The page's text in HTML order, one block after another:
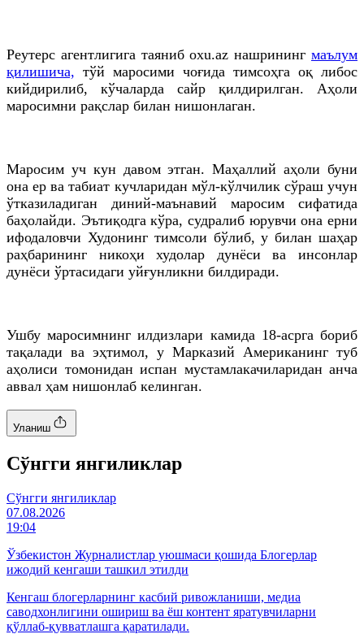
Реутерс агентлигига таяниб oxu.az нашрининг маълум
қилишича, тўй маросими чоғида тимсоҳга оқ либос
кийдирилиб, кўчаларда сайр қилдирилган. Аҳоли
маросимни рақслар билан нишонлаган.
Маросим уч кун давом этган. Маҳаллий аҳоли буни
она ер ва табиат кучларидан мўл-кўлчилик сўраш учун
ўтказиладиган диний-маънавий маросим сифатида
баҳолайди. Эътиқодга кўра, судралиб юрувчи она ерни
ифодаловчи Худонинг тимсоли бўлиб, у билан шаҳар
раҳбарининг никоҳи худолар дунёси ва инсонлар
дунёси ўртасидаги уйғунликни билдиради.
Ушбу маросимнинг илдизлари камида 18-асрга бориб
тақалади ва эҳтимол, у Марказий Американинг туб
аҳолиси томонидан испан мустамлакачиларидан анча
аввал ҳам нишонлаб келинган.
Уланиш
Cўнгги янгиликлар
Cўнгги янгиликлар
07.08.2026
19:04
Ўзбекистон Журналистлар уюшмаси қошида Блогерлар
ижодий кенгаши ташкил этилди
Кенгаш блогерларнинг касбий ривожланиши, медиа
саводхонлигини ошириш ва ёш контент яратувчиларни
қўллаб-қувватлашга қаратилади.